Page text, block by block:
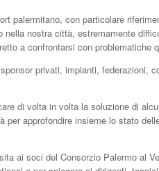
palermitano, con particolare
nostra città, estremamente
a confrontarsi con problematiche
privati, impianti, federazioni,
di volta in volta la soluzione di
approfondire insieme lo stato
ai soci del Consorzio Palermo al